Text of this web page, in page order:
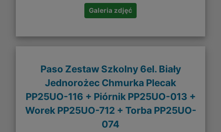
Galeria zdjęć
Paso Zestaw Szkolny 6el. Biały
Jednorożec Chmurka Plecak
PP25UO-116 + Piórnik PP25UO-013 +
Worek PP25UO-712 + Torba PP25UO-
074